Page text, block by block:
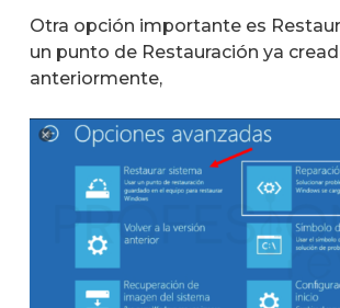
Otra opción importante es
un punto de Restauración ya
anteriormente,